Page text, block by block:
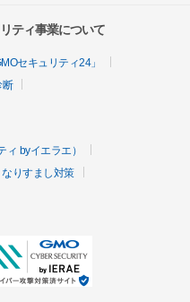
ティ事業について
セキュリティ24」
断
byイエラエ）
なりすまし対策